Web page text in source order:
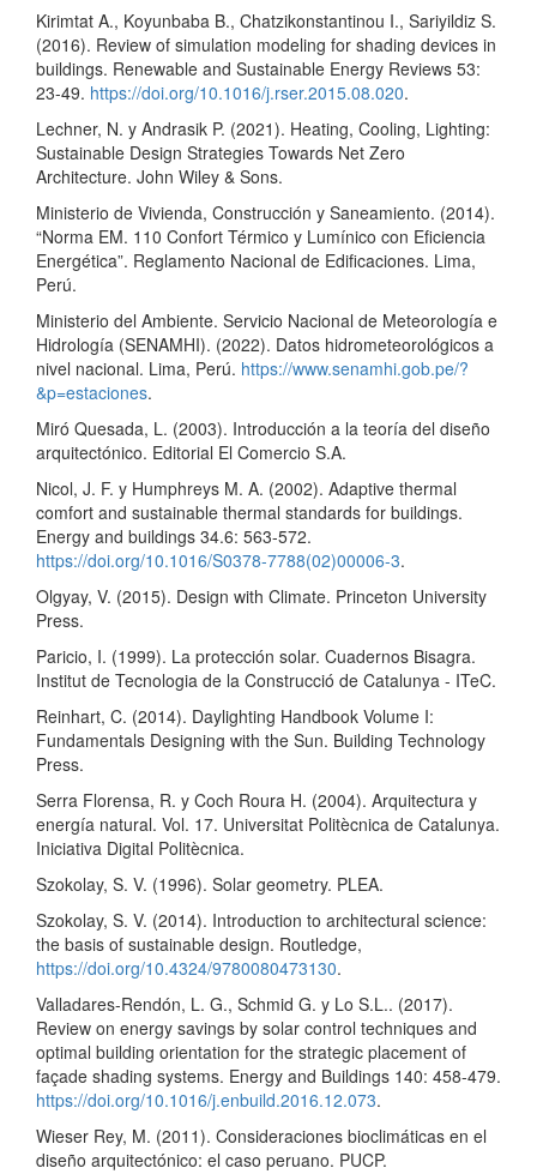
Kirimtat A., Koyunbaba B., Chatzikonstantinou I., Sariyildiz S.
(2016). Review of simulation modeling for shading devices in
buildings. Renewable and Sustainable Energy Reviews 53:
23-49. https://doi.org/10.1016/j.rser.2015.08.020.
Lechner, N. y Andrasik P. (2021). Heating, Cooling, Lighting:
Sustainable Design Strategies Towards Net Zero
Architecture. John Wiley & Sons.
Ministerio de Vivienda, Construcción y Saneamiento. (2014).
“Norma EM. 110 Confort Térmico y Lumínico con Eficiencia
Energética”. Reglamento Nacional de Edificaciones. Lima,
Perú.
Ministerio del Ambiente. Servicio Nacional de Meteorología e
Hidrología (SENAMHI). (2022). Datos hidrometeorológicos a
nivel nacional. Lima, Perú. https://www.senamhi.gob.pe/?
&p=estaciones.
Miró Quesada, L. (2003). Introducción a la teoría del diseño
arquitectónico. Editorial El Comercio S.A.
Nicol, J. F. y Humphreys M. A. (2002). Adaptive thermal
comfort and sustainable thermal standards for buildings.
Energy and buildings 34.6: 563-572.
https://doi.org/10.1016/S0378-7788(02)00006-3.
Olgyay, V. (2015). Design with Climate. Princeton University
Press.
Paricio, I. (1999). La protección solar. Cuadernos Bisagra.
Institut de Tecnologia de la Construcció de Catalunya - ITeC.
Reinhart, C. (2014). Daylighting Handbook Volume I:
Fundamentals Designing with the Sun. Building Technology
Press.
Serra Florensa, R. y Coch Roura H. (2004). Arquitectura y
energía natural. Vol. 17. Universitat Politècnica de Catalunya.
Iniciativa Digital Politècnica.
Szokolay, S. V. (1996). Solar geometry. PLEA.
Szokolay, S. V. (2014). Introduction to architectural science:
the basis of sustainable design. Routledge,
https://doi.org/10.4324/9780080473130.
Valladares-Rendón, L. G., Schmid G. y Lo S.L.. (2017).
Review on energy savings by solar control techniques and
optimal building orientation for the strategic placement of
façade shading systems. Energy and Buildings 140: 458-479.
https://doi.org/10.1016/j.enbuild.2016.12.073.
Wieser Rey, M. (2011). Consideraciones bioclimáticas en el
diseño arquitectónico: el caso peruano. PUCP.